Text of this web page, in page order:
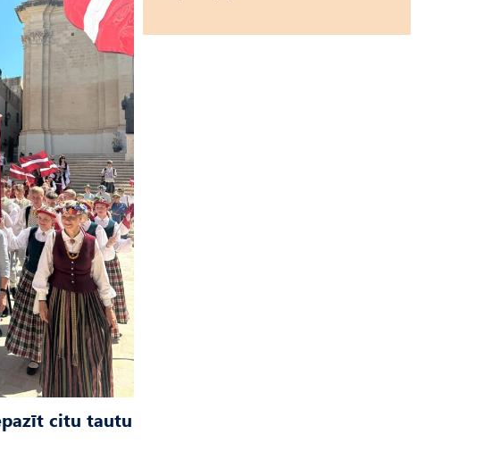
citu tautu